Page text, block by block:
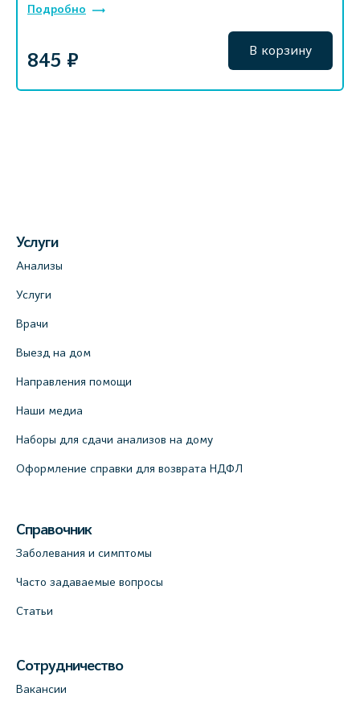
Подробно
845 ₽ В корзину
Услуги
Анализы
Услуги
Врачи
Выезд на дом
Направления помощи
Наши медиа
Наборы для сдачи анализов на дому
Оформление справки для возврата НДФЛ
Справочник
Заболевания и симптомы
Часто задаваемые вопросы
Статьи
Сотрудничество
Вакансии